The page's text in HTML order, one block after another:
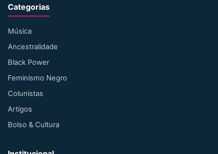
Categorias
Música
Ancestralidade
Black Power
Feminismo Negro
Colunistas
Artigos
Bolso & Cultura